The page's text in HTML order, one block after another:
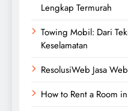
Lengkap Termurah
Towing Mobil: Dari
Keselamatan
ResolusiWeb Jasa
How to Rent a Room